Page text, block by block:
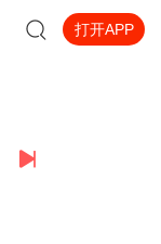
打开APP